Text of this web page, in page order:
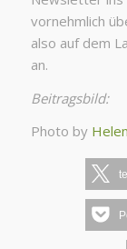
vornehmlich
also auf dem
an.
Beitragsbild:
Photo by